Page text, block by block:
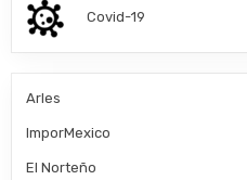
Covid-19
Arles
ImporMexico
El Norteño